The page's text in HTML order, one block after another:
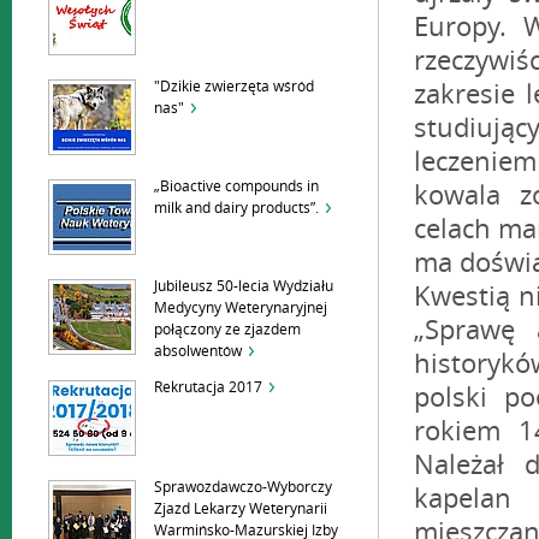
"Dzikie zwierzęta wśród
nas"
„Bioactive compounds in
milk and dairy products”.
Jubileusz 50-lecia Wydziału
Medycyny Weterynaryjnej
połączony ze zjazdem
absolwentów
Rekrutacja 2017
Sprawozdawczo-Wyborczy
Zjazd Lekarzy Weterynarii
Warmińsko-Mazurskiej Izby
Europy.
zakresie
kowala
celach
ma
Kwestią
polski
rokiem
Należał